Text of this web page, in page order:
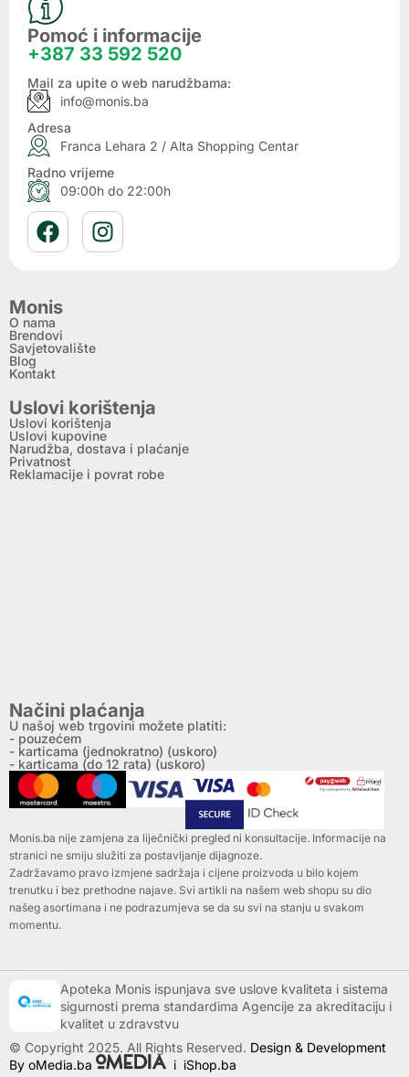
Pomoć i informacije
+387 33 592 520
Mail za upite o web narudžbama:
info@monis.ba
Adresa
Franca Lehara 2 / Alta Shopping Centar
Radno vrijeme
09:00h do 22:00h
Monis
O nama
Brendovi
Savjetovalište
Blog
Kontakt
Uslovi korištenja
Uslovi korištenja
Uslovi kupovine
Narudžba, dostava i plaćanje
Privatnost
Reklamacije i povrat robe
Načini plaćanja
U našoj web trgovini možete platiti:
- pouzećem
- karticama (jednokratno) (uskoro)
- karticama (do 12 rata) (uskoro)
Monis.ba nije zamjena za liječnički pregled ni konsultacije. Informacije na
stranici ne smiju služiti za postavljanje dijagnoze.
Zadržavamo pravo izmjene sadržaja i cijene proizvoda u bilo kojem
trenutku i bez prethodne najave. Svi artikli na našem web shopu su dio
našeg asortimana i ne podrazumjeva se da su svi na stanju u svakom
momentu.
Apoteka Monis ispunjava sve uslove kvaliteta i sistema
sigurnosti prema standardima Agencije za akreditaciju i
kvalitet u zdravstvu
© Copyright 2025. All Rights Reserved. Design & Development
By oMedia.ba
i iShop.ba